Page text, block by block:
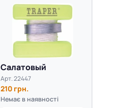
Салатовый
Арт. 22447
210 грн.
Немає в наявності